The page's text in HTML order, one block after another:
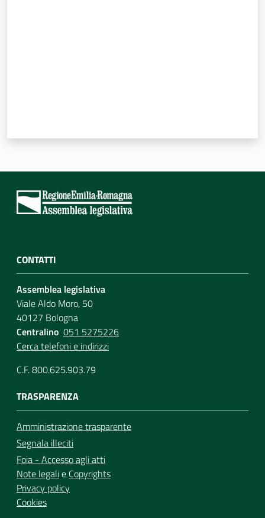
CONTATTI
Assemblea legislativa
Viale Aldo Moro, 50
40127 Bologna
Centralino 051 5275226
Cerca telefoni e indirizzi
C.F. 800.625.903.79
TRASPARENZA
Amministrazione trasparente
Segnala illeciti
Foia - Accesso agli atti
Note legalie Copyrights
Privacy policy
Cookies